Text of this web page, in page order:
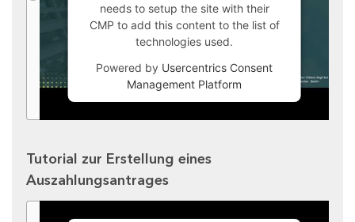
needs to setup the site with their
CMP to add this content to the list of
technologies used.
Powered by Usercentrics Consent
Management Platform
Tutorial zur Erstellung eines
Auszahlungsantrages